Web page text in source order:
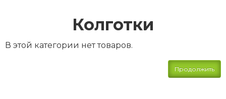
Колготки
В этой категории нет товаров.
Продолжить